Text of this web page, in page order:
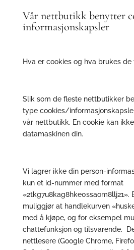
Vår nettbutikk benytter
informasjonskapsler
Hva er cookies og hva brukes de
Slik som de fleste nettbutikker
type cookies/
vår nettbutikk. En cookie kan
datamaskinen din.
Vi lagrer ikke din person-
kun et id-nummer med format
«2tkg7u8kag8hke0ssaom8llj21».
muliggjør at handlekurven
med å kjøpe, og for eksempel
chattefunksjon og tilsvarende.
nettlesere (Google Chrome,